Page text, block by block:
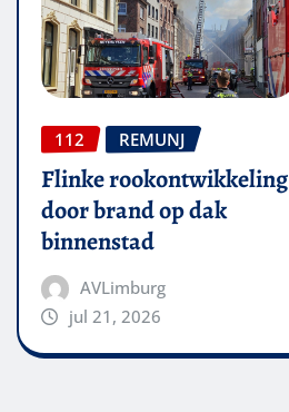
112 REMUNJ
Flinke rookontwikkeling
door brand op dak
binnenstad
AVLimburg
jul 21, 2026